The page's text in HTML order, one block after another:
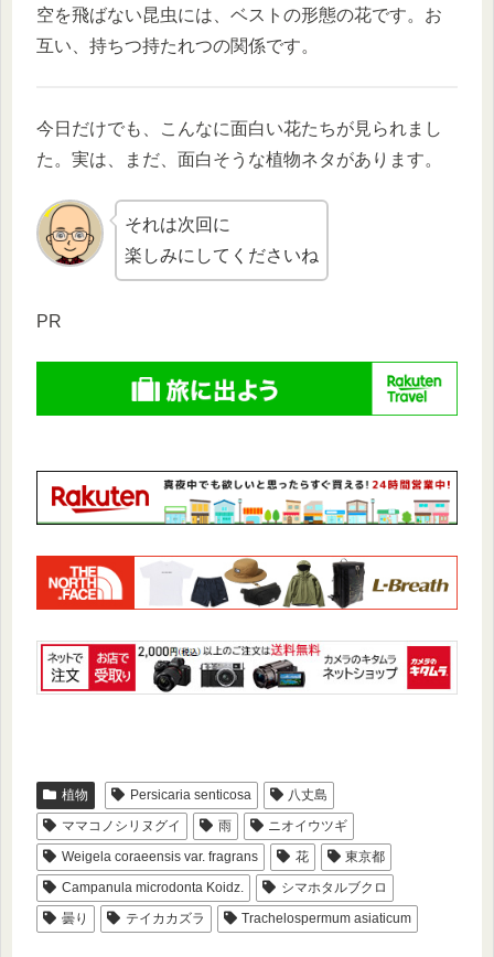
空を飛ばない昆虫には、ベストの形態の花です。お
互い、持ちつ持たれつの関係です。
今日だけでも、こんなに面白い花たちが見られまし
た。実は、まだ、面白そうな植物ネタがあります。
それは次回に
楽しみにしてくださいね
PR
植物 Persicaria senticosa
八丈島
ママコノシリヌグイ
雨
ニオイウツギ
Weigela coraeensis var. fragrans
花
東京都
Campanula microdonta Koidz.
シマホタルブクロ
曇り
テイカカズラ Trachelospermum asiaticum